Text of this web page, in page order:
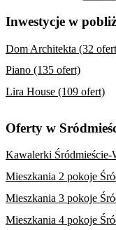
Inwestycje w
Dom Architekta (32
Piano (135 ofert)
Lira House (109 ofert)
Oferty w
Kawalerki Śródmieście-
Mieszkania 2 pokoje
Mieszkania 3 pokoje
Mieszkania 4 pokoje